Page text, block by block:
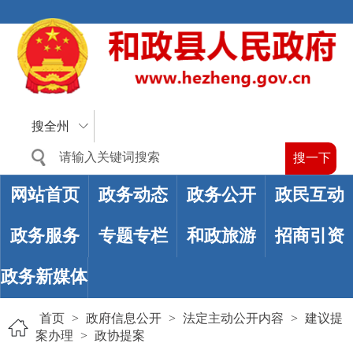
搜全州
网站首页 政务动态 政务公开 政民互动
政务服务 专题专栏 和政旅游 招商引资
政务新媒体
首页 > 政府信息公开 > 法定主动公开内容 > 建议提
案办理 > 政协提案